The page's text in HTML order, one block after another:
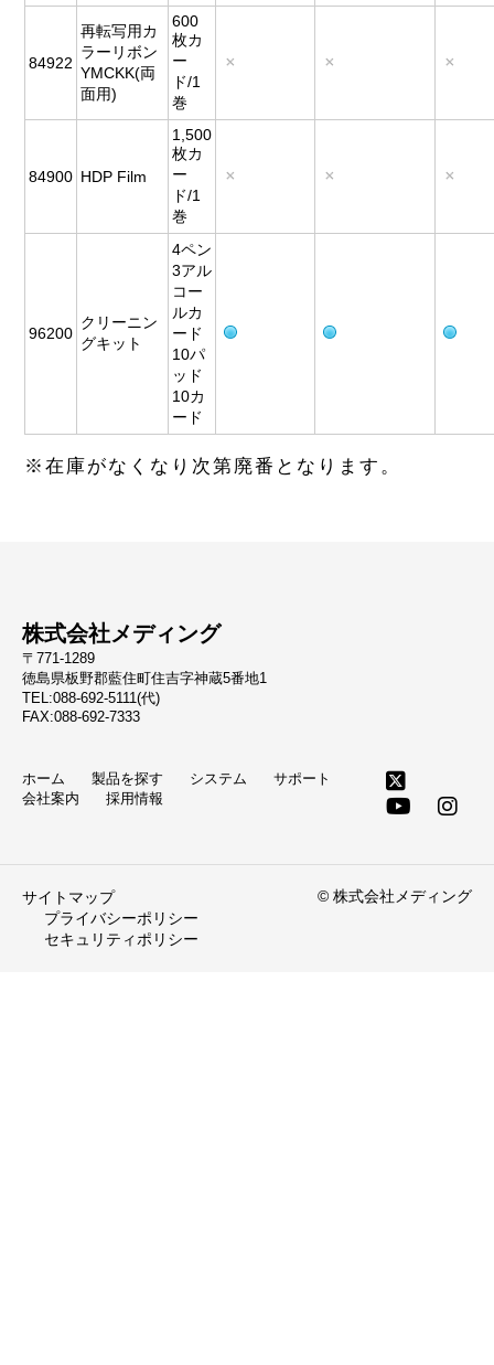
84922
再転写用カ
ラーリボン
YMCKK(両
面用)
600
枚カ
ー
ド/1
巻
84900 HDP Film
1,500
枚カ
ー
ド/1
巻
96200
クリーニン
グキット
4ペン
3アル
コー
ルカ
ード
10パ
ッド
10カ
ード
※在庫がなくなり次第廃番となります。
株式会社メディング
〒771-1289
徳島県板野郡藍住町住吉字神蔵5番地1
TEL:088-692-5111(代)
FAX:088-692-7333
ホーム 製品を探す システム
サポート
会社案内
採用情報
サイトマップ
プライバシーポリシー
セキュリティポリシー
© 株式会社メディング